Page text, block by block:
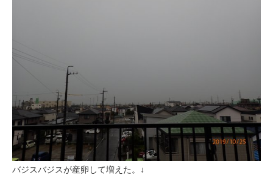
バジスバジスが産卵して増えた。↓